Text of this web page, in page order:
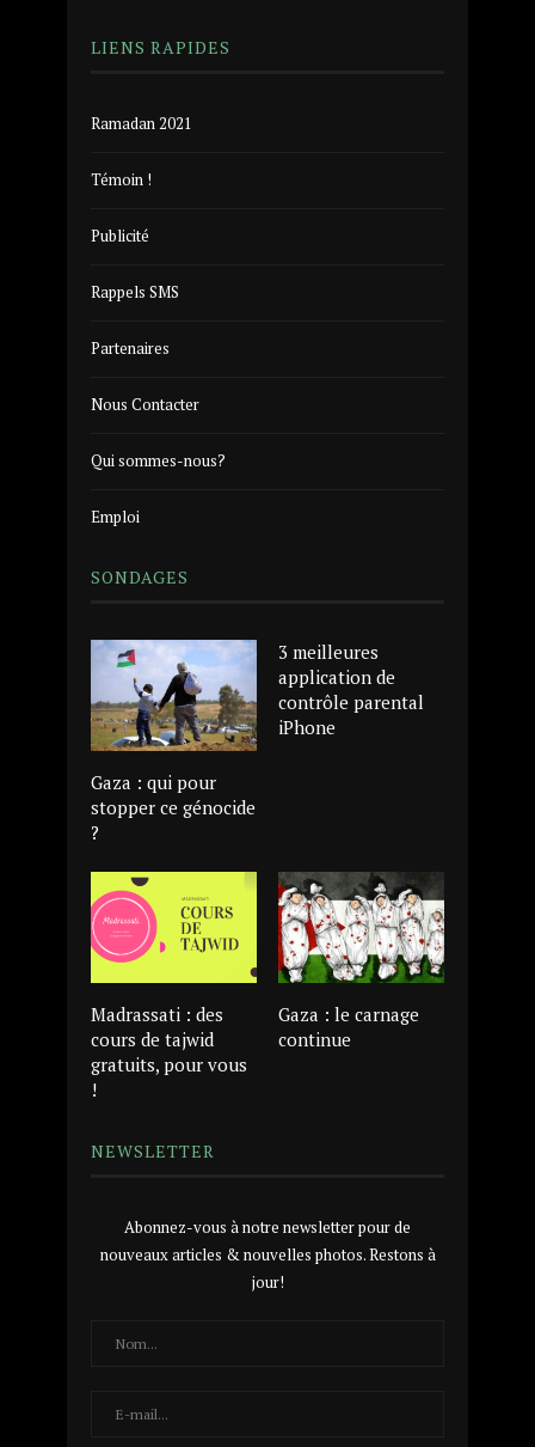
LIENS RAPIDES
Ramadan 2021
Témoin !
Publicité
Rappels SMS
Partenaires
Nous Contacter
Qui sommes-nous?
Emploi
SONDAGES
Gaza : qui pour
stopper ce génocide
?
3 meilleures
application de
contrôle parental
iPhone
Madrassati : des
cours de tajwid
gratuits, pour vous
!
Gaza : le carnage
continue
NEWSLETTER
Abonnez-vous à notre newsletter pour de
nouveaux articles & nouvelles photos. Restons à
jour!